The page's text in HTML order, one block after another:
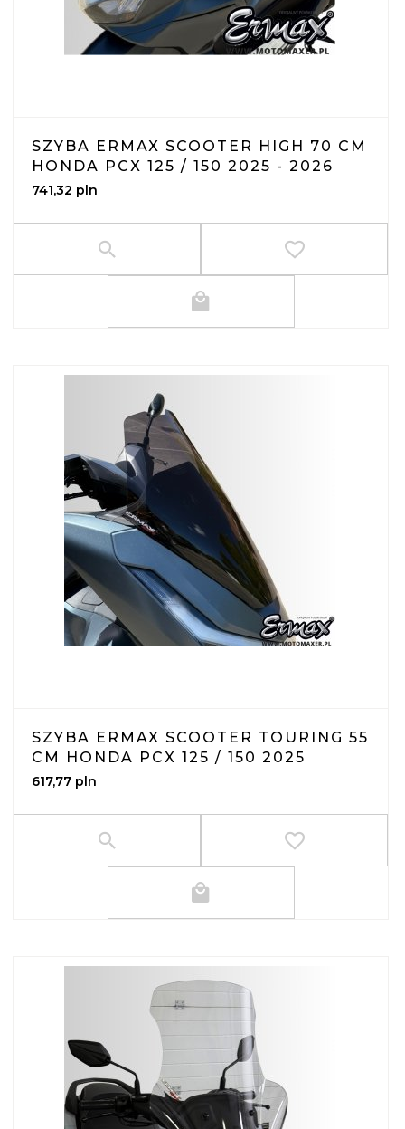
SZYBA ERMAX SCOOTER HIGH 70 CM
HONDA PCX 125 / 150 2025 - 2026
741,32 pln
SZYBA ERMAX SCOOTER TOURING 55
CM HONDA PCX 125 / 150 2025
617,77 pln